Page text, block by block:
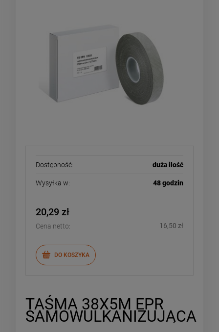
Dostępność: duża ilość
Wysyłka w: 48 godzin
20,29 zł
Cena netto: 16,50 zł
DO KOSZYKA
TAŚMA 38X5M EPR
SAMOWULKANIZUJĄCA